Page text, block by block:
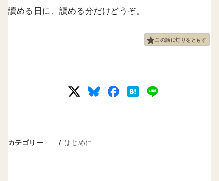
讀める日に、讀める分だけどうぞ。
この話に灯りをともす
カテゴリー はじめに